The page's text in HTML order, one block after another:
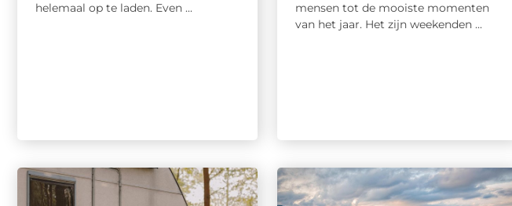
helemaal op te laden. Even ...
mensen tot de mooiste momenten
van het jaar. Het zijn weekenden ...